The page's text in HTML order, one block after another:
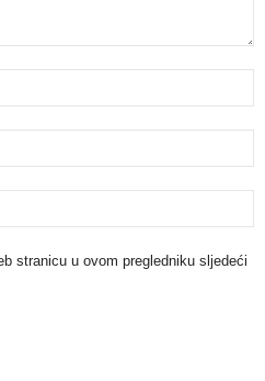
stranicu u ovom pregledniku sljedeći